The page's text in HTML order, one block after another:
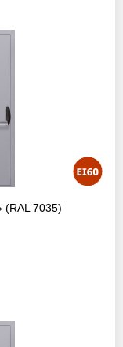
(RAL 7035)